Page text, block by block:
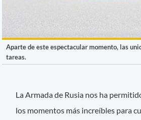
Aparte de este espectacular momento, las
tareas.
La Armada de Rusia nos ha
los momentos más increíbles para